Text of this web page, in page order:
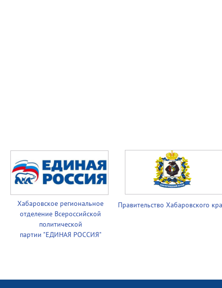
Хабаровское региональное
отделение Всероссийской
политической
партии "ЕДИНАЯ РОССИЯ"
Правительство Хабаровского